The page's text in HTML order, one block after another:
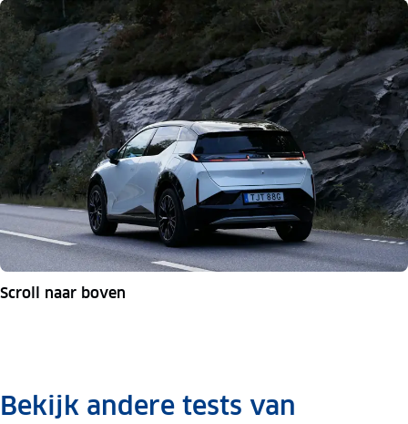
Scroll naar boven
Bekijk andere tests van